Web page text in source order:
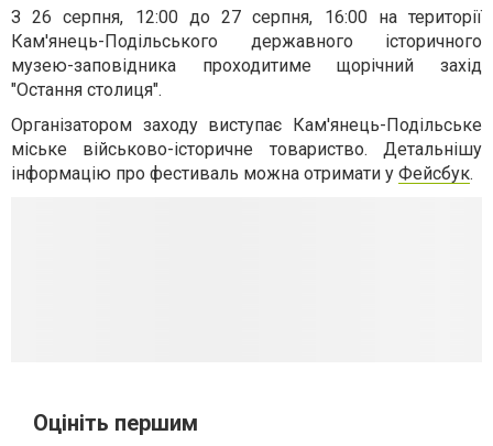
З 26 серпня, 12:00 до 27 серпня, 16:00 на території
Кам'янець-Подільського державного історичного
музею-заповідника проходитиме щорічний захід
"Остання столиця".
Організатором заходу виступає Кам'янець-Подільське
міське військово-історичне товариство. Детальнішу
інформацію про фестиваль можна отримати у Фейсбук.
Оцініть першим